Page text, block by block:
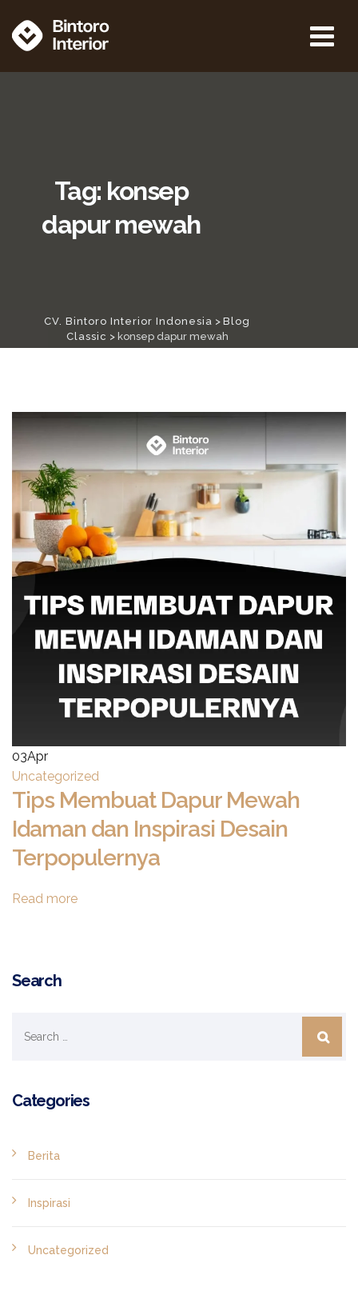
Tag: konsep
dapur mewah
CV. Bintoro Interior Indonesia > Blog
Classic > konsep dapur mewah
03Apr
Uncategorized
Tips Membuat Dapur Mewah
Idaman dan Inspirasi Desain
Terpopulernya
Read more
Search
Categories
Berita
Inspirasi
Uncategorized